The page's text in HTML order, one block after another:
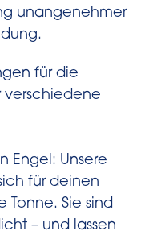
unangenehmer
für die
Engel: Unsere
für deinen
Tonne. Sie sind
– und lassen